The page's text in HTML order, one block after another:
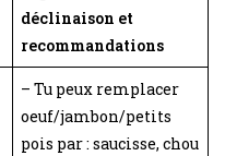
déclinaison et
recommandations
– Tu peux remplacer
oeuf/jambon/petits
pois par : saucisse, chou